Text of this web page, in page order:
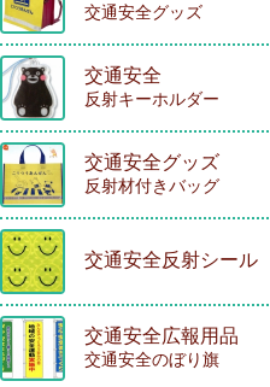
交通安全グッズ
交通安全
反射キーホルダー
交通安全グッズ
反射材付きバッグ
交通安全反射シール
交通安全広報用品
交通安全のぼり旗